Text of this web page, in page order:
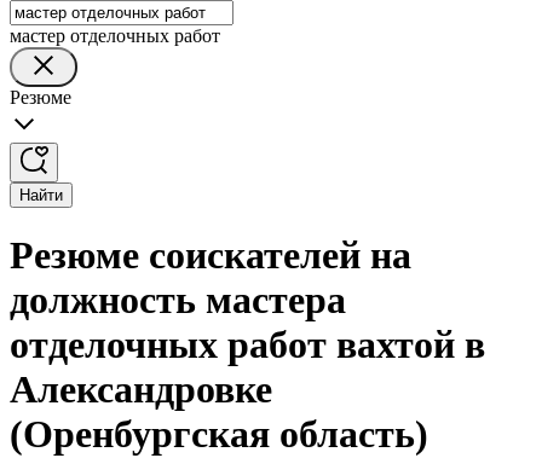
мастер отделочных работ
Резюме
Найти
Резюме соискателей на
должность мастера
отделочных работ вахтой в
Александровке
(Оренбургская область)